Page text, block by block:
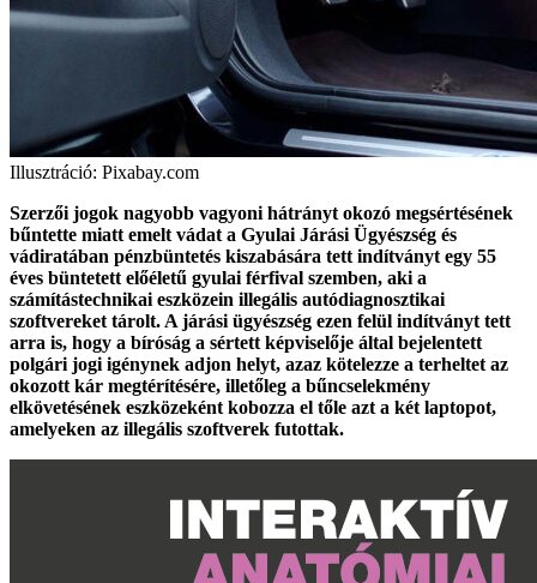
Illusztráció: Pixabay.com
Szerzői jogok nagyobb vagyoni hátrányt okozó megsértésének
bűntette miatt emelt vádat a Gyulai Járási Ügyészség és
vádiratában pénzbüntetés kiszabására tett indítványt egy 55
éves büntetett előéletű gyulai férfival szemben, aki a
számítástechnikai eszközein illegális autódiagnosztikai
szoftvereket tárolt. A járási ügyészség ezen felül indítványt tett
arra is, hogy a bíróság a sértett képviselője által bejelentett
polgári jogi igénynek adjon helyt, azaz kötelezze a terheltet az
okozott kár megtérítésére, illetőleg a bűncselekmény
elkövetésének eszközeként kobozza el tőle azt a két laptopot,
amelyeken az illegális szoftverek futottak.